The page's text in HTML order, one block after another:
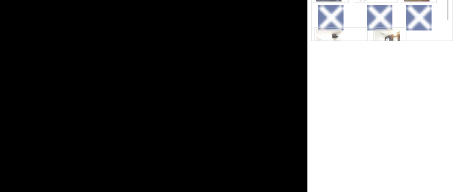
う。駐輪場付きの物件です。エアコン
付きなので、室内の温度調整が簡単で
す。利便性の高い生活を送るなら今治
市がべストです！賃貸情報のことな
ら、居植住にinfo@isyokujyuu.holy.jpに
外観 間取り 内装